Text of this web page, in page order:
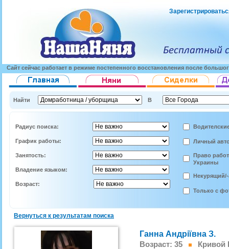
Сайт сейчас работает в режиме постепенного восстановления после
Найти В
Радиус поиска:
График работы:
Занятость:
Владение языком:
Возраст:
Личный
Право
Украины
Некурящий/-
Только с
Вернуться к результатам поиска
Ганна Андріївна З.
Возраст: 35
Кривой